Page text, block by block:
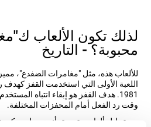
لذلك تكون الألعاب
محبوبة؟ - التاريخ
للألعاب هذه، مثل "مغامرات الضفدع"،
1981. هدف القفز هو إبقاء انتباه
وقت رد الفعل أمام المحفزات المختلفة.
بعد تحليل ألعاب متعددة، أنجز مطورو